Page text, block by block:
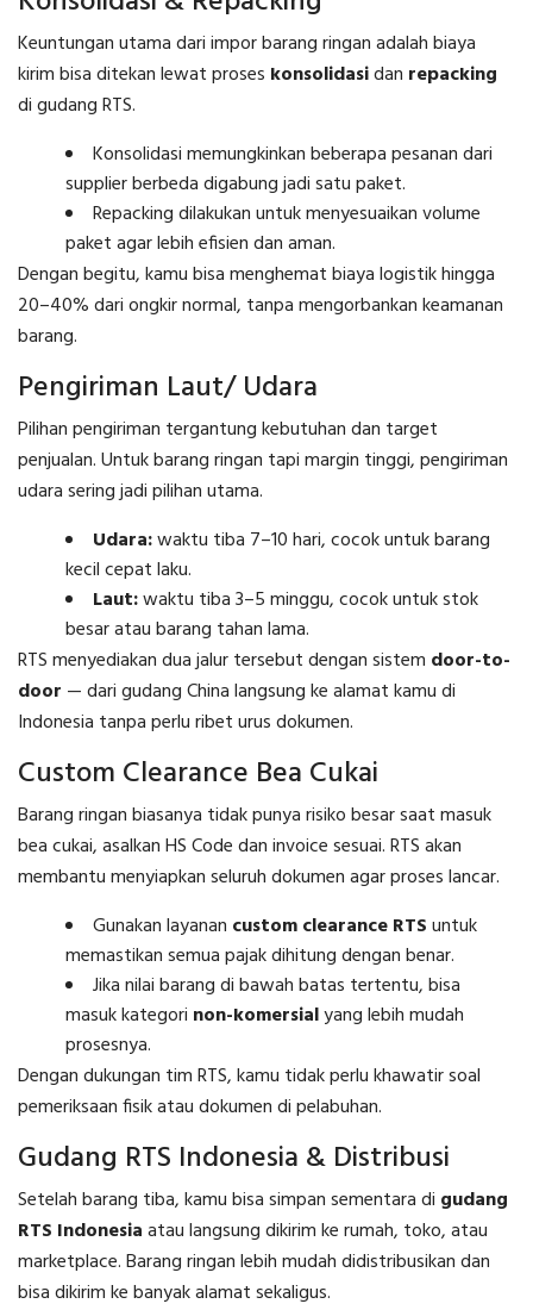
Keuntungan utama dari impor barang ringan adalah biaya
kirim bisa ditekan lewat proses konsolidasidan repacking
di gudang RTS.
Konsolidasi memungkinkan beberapa pesanan dari
supplier berbeda digabung jadi satu paket.
Repacking dilakukan untuk menyesuaikan volume
paket agar lebih efisien dan aman.
Dengan begitu, kamu bisa menghemat biaya logistik hingga
20–40% dari ongkir normal, tanpa mengorbankan keamanan
barang.
Pengiriman Laut/ Udara
Pilihan pengiriman tergantung kebutuhan dan target
penjualan. Untuk barang ringan tapi margin tinggi, pengiriman
udara sering jadi pilihan utama.
Udara:waktu tiba 7–10 hari, cocok untuk barang
kecil cepat laku.
Laut:waktu tiba 3–5 minggu, cocok untuk stok
besar atau barang tahan lama.
RTS menyediakan dua jalur tersebut dengan sistem door-to-
door — dari gudang China langsung ke alamat kamu di
Indonesia tanpa perlu ribet urus dokumen.
Custom Clearance Bea Cukai
Barang ringan biasanya tidak punya risiko besar saat masuk
bea cukai, asalkan HS Code dan invoice sesuai. RTS akan
membantu menyiapkan seluruh dokumen agar proses lancar.
Gunakan layanan custom clearance RTSuntuk
memastikan semua pajak dihitung dengan benar.
Jika nilai barang di bawah batas tertentu, bisa
masuk kategori non-komersialyang lebih mudah
prosesnya.
Dengan dukungan tim RTS, kamu tidak perlu khawatir soal
pemeriksaan fisik atau dokumen di pelabuhan.
Gudang RTS Indonesia & Distribusi
Setelah barang tiba, kamu bisa simpan sementara di gudang
RTS Indonesiaatau langsung dikirim ke rumah, toko, atau
marketplace. Barang ringan lebih mudah didistribusikan dan
bisa dikirim ke banyak alamat sekaligus.